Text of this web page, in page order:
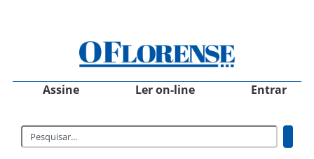
Assine Ler on-line Entrar